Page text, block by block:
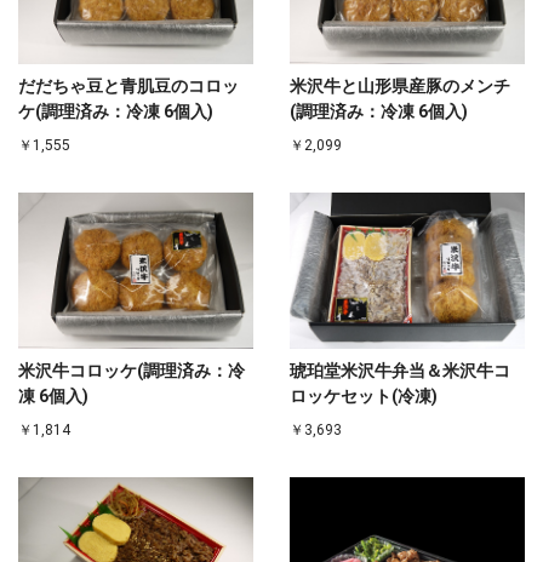
だだちゃ豆と青肌豆のコロッ
ケ(調理済み：冷凍 6個入)
￥1,555
米沢牛と山形県産豚のメンチ
(調理済み：冷凍 6個入)
￥2,099
米沢牛コロッケ(調理済み：冷
凍 6個入)
￥1,814
琥珀堂米沢牛弁当＆米沢牛コ
ロッケセット(冷凍)
￥3,693